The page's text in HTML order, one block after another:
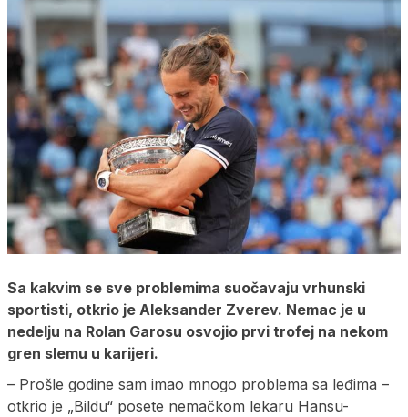
Sa kakvim se sve problemima suočavaju vrhunski
sportisti, otkrio je Aleksander Zverev. Nemac je u
nedelju na Rolan Garosu osvojio prvi trofej na nekom
gren slemu u karijeri.
– Prošle godine sam imao mnogo problema sa leđima –
otkrio je „Bildu“ posete nemačkom lekaru Hansu-